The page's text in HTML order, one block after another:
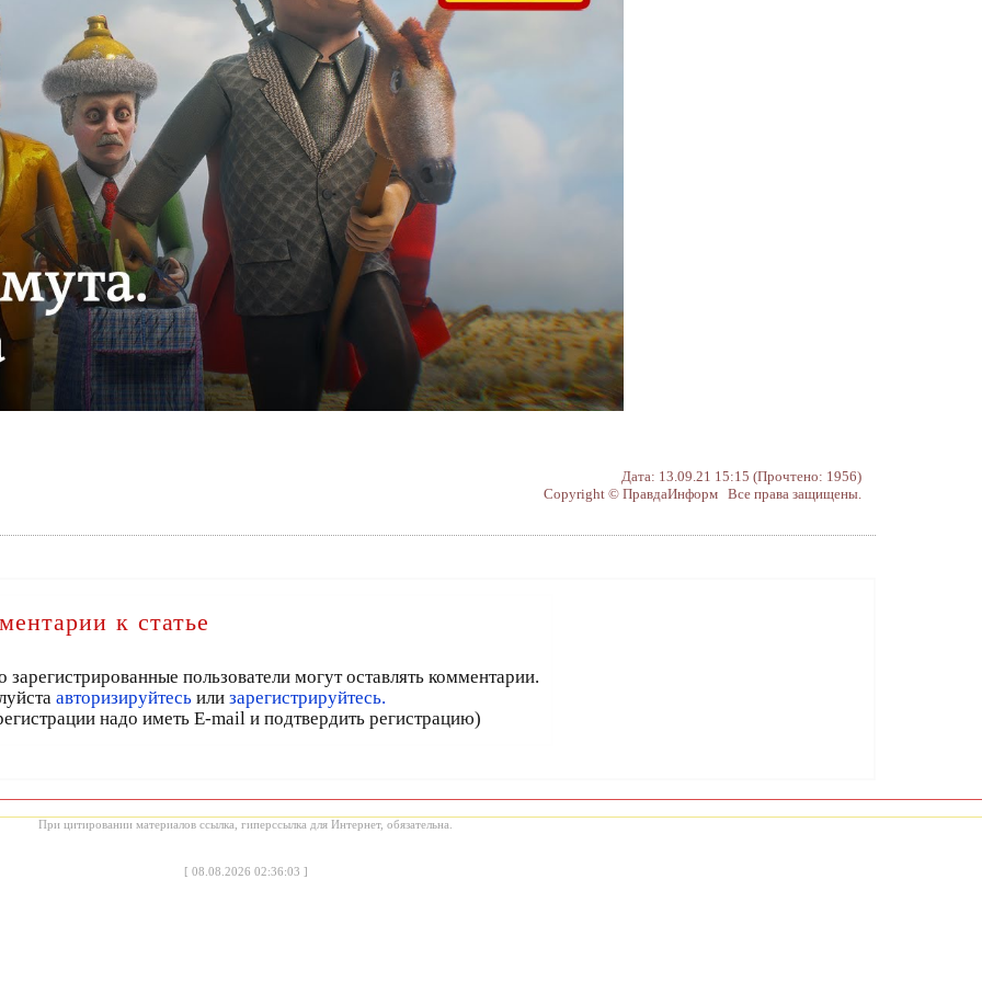
Дата: 13.09.21 15:15 (Прочтено: 1956)
Copyright © ПравдаИнформ Все права защищены.
к статье
зарегистрированные пользователи могут оставлять комментарии.
авторизируйтесь или зарегистрируйтесь.
надо иметь E-mail и подтвердить регистрацию)
При цитировании материалов ссылка, гиперссылка для Интернет, обязательна.
[ 08.08.2026 02:36:03 ]